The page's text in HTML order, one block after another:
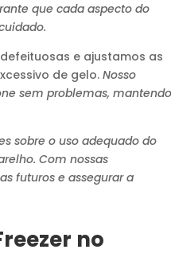
que cada aspecto do
e ajustamos as
de gelo.Nosso
sem problemas, mantendo
sobre o uso adequado do
Com nossas
futuros e assegurar a
no